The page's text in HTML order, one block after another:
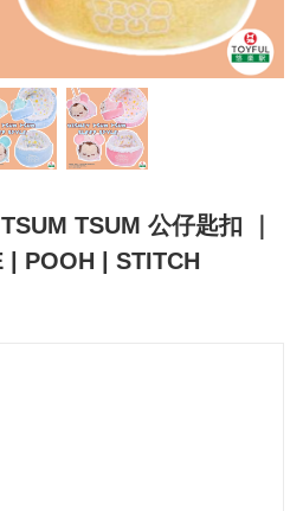
TSUM 公仔匙扣 ｜
| POOH | STITCH